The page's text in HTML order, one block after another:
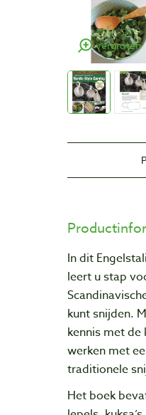
vergroten
In dit
leert u stap
kunt snijden.
kennis met
werken met
traditionele
Het boek